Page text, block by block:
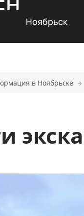
Ноябрьск
в Ноябрьске